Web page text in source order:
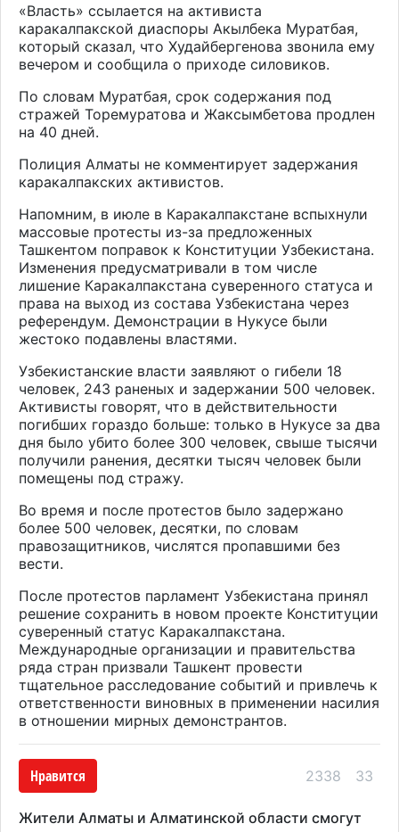
«Власть» ссылается на активиста
каракалпакской диаспоры Акылбека Муратбая,
который сказал, что Худайбергенова звонила ему
вечером и сообщила о приходе силовиков.
По словам Муратбая, срок содержания под
стражей Торемуратова и Жаксымбетова продлен
на 40 дней.
Полиция Алматы не комментирует задержания
каракалпакских активистов.
Напомним, в июле в Каракалпакстане вспыхнули
массовые протесты из-за предложенных
Ташкентом поправок к Конституции Узбекистана.
Изменения предусматривали в том числе
лишение Каракалпакстана суверенного статуса и
права на выход из состава Узбекистана через
референдум. Демонстрации в Нукусе были
жестоко подавлены властями.
Узбекистанские власти заявляют о гибели 18
человек, 243 раненых и задержании 500 человек.
Активисты говорят, что в действительности
погибших гораздо больше: только в Нукусе за два
дня было убито более 300 человек, свыше тысячи
получили ранения, десятки тысяч человек были
помещены под стражу.
Во время и после протестов было задержано
более 500 человек, десятки, по словам
правозащитников, числятся пропавшими без
вести.
После протестов парламент Узбекистана принял
решение сохранить в новом проекте Конституции
суверенный статус Каракалпакстана.
Международные организации и правительства
ряда стран призвали Ташкент провести
тщательное расследование событий и привлечь к
ответственности виновных в применении насилия
в отношении мирных демонстрантов.
Нравится 2338 33
Жители Алматы и Алматинской области смогут